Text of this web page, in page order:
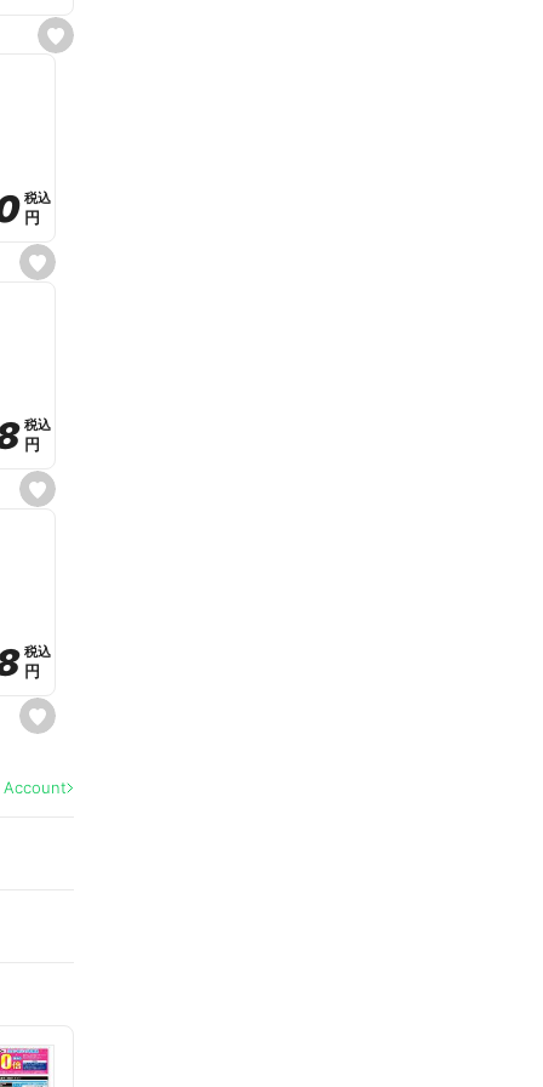
s
e
s
e
e
税込
税込
円
円
s
e
e
税込
税込
円
円
s
e
a
税込
税込
円
円